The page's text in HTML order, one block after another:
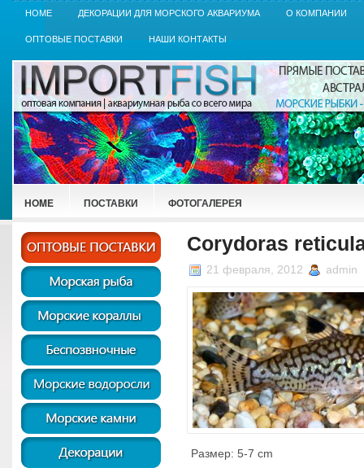
HOME ДЕКОРАЦИИ ДЛЯ МОРСКОГО АКВАРИУМА О КОМПАНИИ
ОПТОВЫЕ ПОСТАВКИ НАШИ КОНТАКТЫ
HOME ПОСТАВКИ ФОТОГАЛЕРЕЯ
Corydoras
21 февраля, 2012 admin
Размер: 5-7 cm